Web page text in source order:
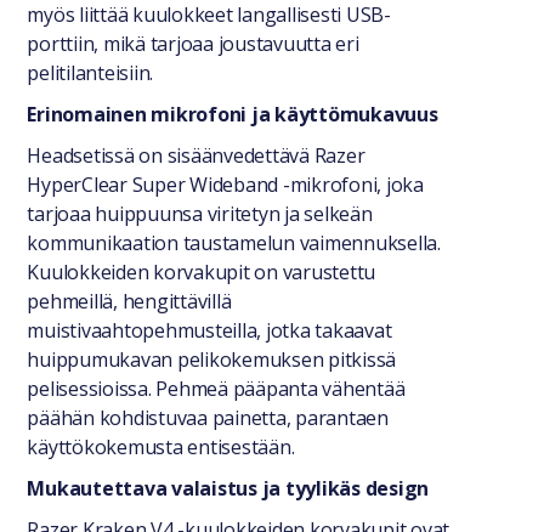
myös liittää kuulokkeet langallisesti USB-
porttiin, mikä tarjoaa joustavuutta eri
pelitilanteisiin.
Erinomainen mikrofoni ja käyttömukavuus
Headsetissä on sisäänvedettävä Razer
HyperClear Super Wideband -mikrofoni, joka
tarjoaa huippuunsa viritetyn ja selkeän
kommunikaation taustamelun vaimennuksella.
Kuulokkeiden korvakupit on varustettu
pehmeillä, hengittävillä
muistivaahtopehmusteilla, jotka takaavat
huippumukavan pelikokemuksen pitkissä
pelisessioissa. Pehmeä pääpanta vähentää
päähän kohdistuvaa painetta, parantaen
käyttökokemusta entisestään.
Mukautettava valaistus ja tyylikäs design